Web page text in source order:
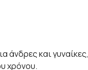
άνδρες και γυναίκες,
χρόνου.